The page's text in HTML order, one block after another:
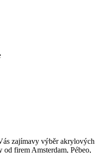
zajímavy výběr akrylových
od firem Amsterdam, Pébeo,